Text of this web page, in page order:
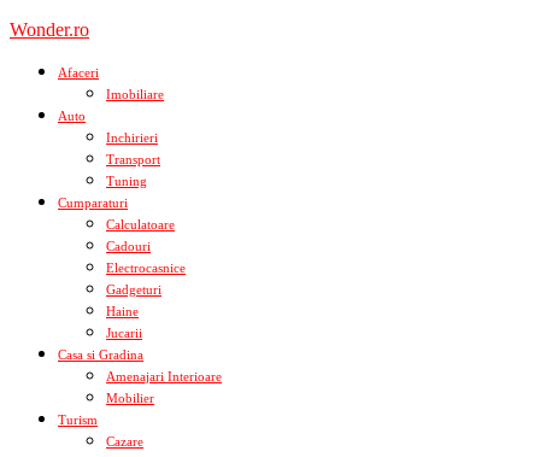
Skip
content
Wonder.ro
Afaceri
Imobiliare
Auto
Inchirieri
Transport
Tuning
Cumparaturi
Calculatoare
Cadouri
Electrocasnice
Gadgeturi
Haine
Jucarii
Casa si Gradina
Amenajari Interioare
Mobilier
Turism
Cazare